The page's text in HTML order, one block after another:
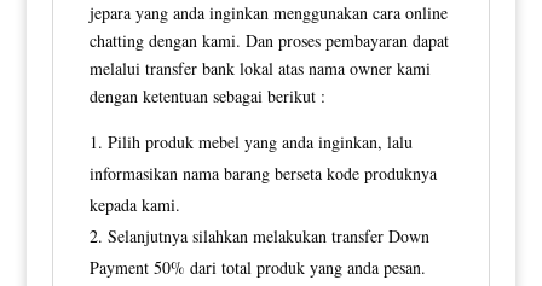
jepara yang anda inginkan menggunakan cara online
chatting dengan kami. Dan proses pembayaran dapat
melalui transfer bank lokal atas nama owner kami
dengan ketentuan sebagai berikut :
Pilih produk mebel yang anda inginkan, lalu
informasikan nama barang berseta kode produknya
kepada kami.
Selanjutnya silahkan melakukan transfer Down
Payment 50% dari total produk yang anda pesan.